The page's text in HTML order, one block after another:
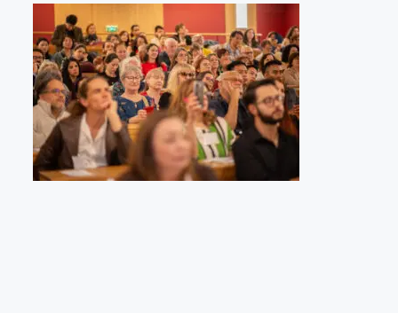
Presse
Qué dicen de nosotros?
Aviso legal
Política de cookies